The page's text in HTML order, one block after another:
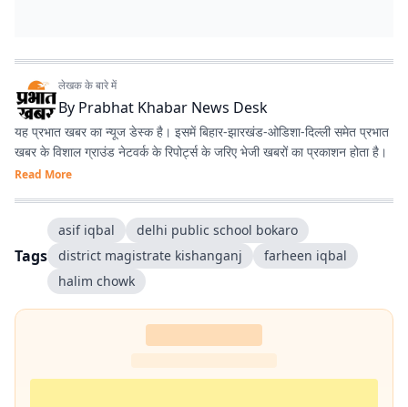
लेखक के बारे में
By Prabhat Khabar News Desk
यह प्रभात खबर का न्यूज डेस्क है। इसमें बिहार-झारखंड-ओडिशा-दिल्‍ली समेत प्रभात
खबर के विशाल ग्राउंड नेटवर्क के रिपोर्ट्स के जरिए भेजी खबरों का प्रकाशन होता है।
Read More
Tags
asif iqbal
delhi public school bokaro
district magistrate kishanganj
farheen iqbal
halim chowk